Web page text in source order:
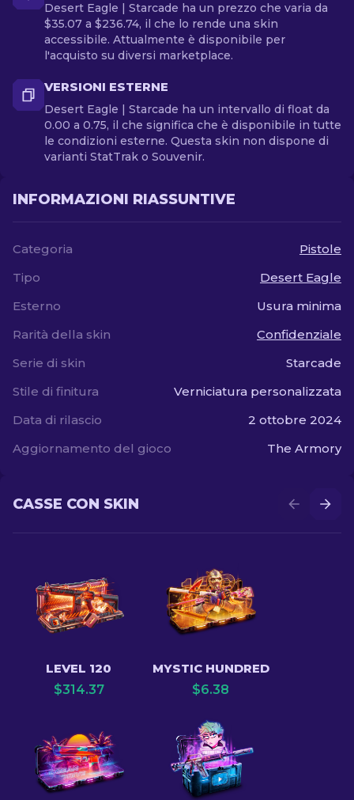
Desert Eagle | Starcade ha un prezzo che varia da
$35.07 a $236.74, il che lo rende una skin
accessibile. Attualmente è disponibile per
l'acquisto su diversi marketplace.
VERSIONI ESTERNE
Desert Eagle | Starcade ha un intervallo di float da
0.00 a 0.75, il che significa che è disponibile in tutte
le condizioni esterne. Questa skin non dispone di
varianti StatTrak o Souvenir.
INFORMAZIONI RIASSUNTIVE
Categoria
Pistole
Tipo
Desert Eagle
Esterno
Usura minima
Rarità della skin
Confidenziale
Serie di skin
Starcade
Stile di finitura
Verniciatura personalizzata
Data di rilascio
2 ottobre 2024
Aggiornamento del gioco
The Armory
CASSE CON SKIN
LEVEL 120
$314.37
MYSTIC HUNDRED
$6.38